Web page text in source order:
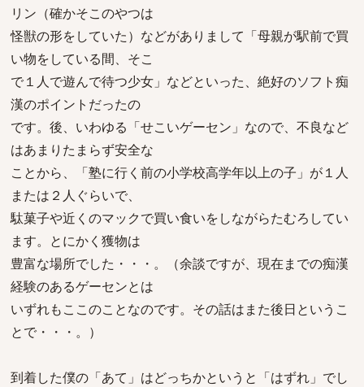
リン（確かそこのやつは
怪獣の形をしていた）などがありまして「母親が駅前で買
い物をしている間、そこ
で１人で遊んで待つ少女」などといった、絶好のソフト痴
漢のポイントだったの
です。後、いわゆる「せこいゲーセン」なので、不良など
はあまりたまらず安全な
ことから、「塾に行く前の小学校高学年以上の子」が１人
または２人ぐらいで、
駄菓子や近くのマックで買い食いをしながらたむろしてい
ます。とにかく獲物は
豊富な場所でした・・・。（余談ですが、現在までの痴漢
経験のあるゲーセンとは
いずれもここのことなのです。その話はまた後日というこ
とで・・・。）
到着した僕の「あて」はどっちかというと「はずれ」でし